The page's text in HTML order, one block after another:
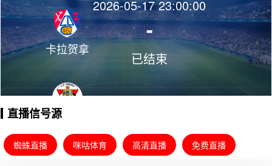
卡拉贺拿
2026-05-17 23:00:00
-
已结束
阿尔内多
直播信号源
蜘蛛直播 咪咕体育 高清直播 免费直播